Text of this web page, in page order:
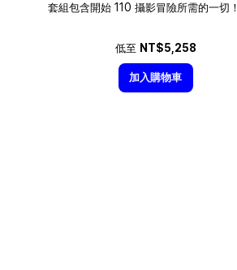
套組包含開始 110 攝影冒險所需的一切！
低至 NT$5,258
加入購物車